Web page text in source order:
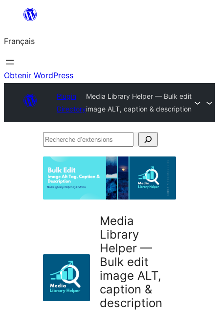
contenu
Français
Obtenir WordPress
Plugin
Directory
Media Library Helper — Bulk edit
image ALT, caption & description
Recherche
Media
Library
Helper —
Bulk edit
image ALT,
caption &
description